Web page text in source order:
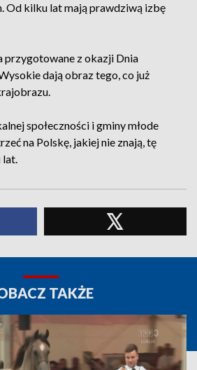
Od kilku lat mają prawdziwą izbę
przygotowane z okazji Dnia
dają obraz tego, co już
społeczności i gminy młode
na Polskę, jakiej nie znają, tę
lat.
TAKŻE